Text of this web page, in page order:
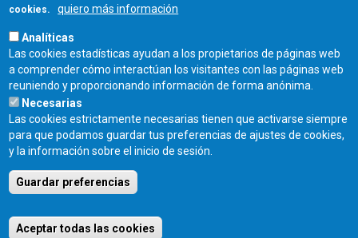
publicación
Fuente
CSCAE
Fecha de publicación:
Jueves, 25 Abril, 2024
Miguel Íscar 17, 2º Dcha., 47001 Valladolid - TEL. 983 390 677 -
coacyle@coacyle.com
cookies.
quiero más información
Analíticas
Las cookies estadísticas ayudan a los propietarios de páginas web
a comprender cómo interactúan los visitantes con las páginas web
reuniendo y proporcionando información de forma anónima.
Necesarias
Las cookies estrictamente necesarias tienen que activarse siempre
para que podamos guardar tus preferencias de ajustes de cookies,
y la información sobre el inicio de sesión.
Guardar preferencias
Aceptar todas las cookies